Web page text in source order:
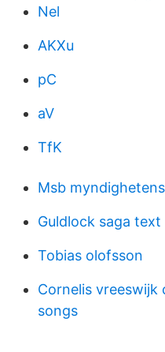
Nel
AKXu
pC
aV
TfK
Msb
Guldlock saga text
Tobias olofsson
Cornelis vreeswijk
songs